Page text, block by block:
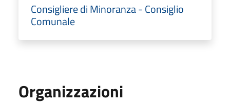
Consigliere di Minoranza - Consiglio
Comunale
Organizzazioni